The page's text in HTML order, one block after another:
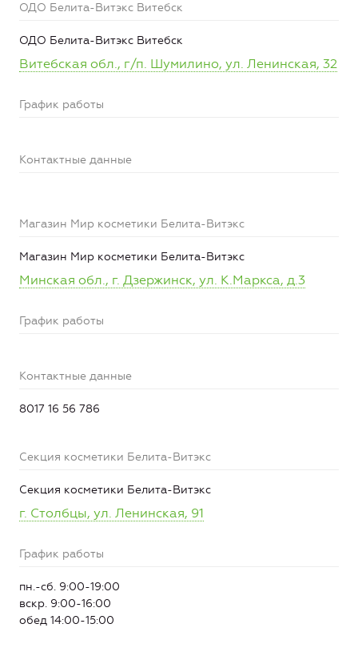
ОДО Белита-Витэкс Витебск
ОДО Белита-Витэкс Витебск
Витебская обл., г/п. Шумилино, ул. Ленинская, 32
График работы
Контактные данные
Магазин Мир косметики Белита-Витэкс
Магазин Мир косметики Белита-Витэкс
Минская обл., г. Дзержинск, ул. К.Маркса, д.3
График работы
Контактные данные
8017 16 56 786
Секция косметики Белита-Витэкс
Секция косметики Белита-Витэкс
г. Столбцы, ул. Ленинская, 91
График работы
пн.-сб. 9:00-19:00
вскр. 9:00-16:00
обед 14:00-15:00